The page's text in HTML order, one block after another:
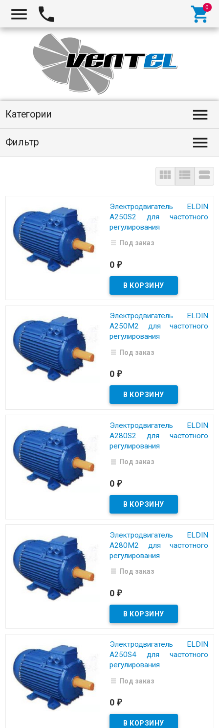
Категории
Фильтр
  
Электродвигатель ELDIN
A250S2 для частотного
регулирования
Под заказ
0 ₽
Электродвигатель ELDIN
A250M2 для частотного
регулирования
Под заказ
0 ₽
Электродвигатель ELDIN
A280S2 для частотного
регулирования
Под заказ
0 ₽
Электродвигатель ELDIN
A280M2 для частотного
регулирования
Под заказ
0 ₽
Электродвигатель ELDIN
A250S4 для частотного
регулирования
Под заказ
0 ₽